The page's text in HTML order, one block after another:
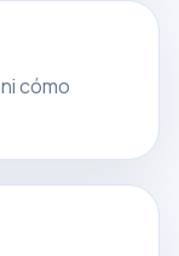
cómo